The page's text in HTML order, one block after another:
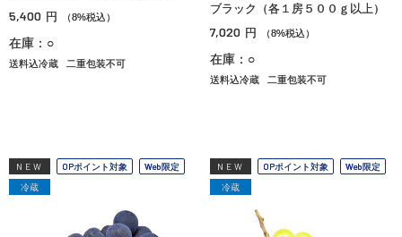
5,400 円 （8%税込）
在庫：○
送料込冷蔵 二重包装不可
ブラック（各１房５００ｇ以上）
7,020 円 （8%税込）
在庫：○
送料込冷蔵 二重包装不可
NEW OPポイント対象
Web限定
冷蔵
NEW OPポイント対象
Web限定
冷蔵